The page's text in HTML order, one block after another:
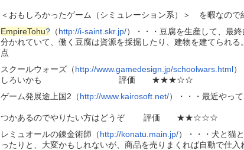
＜おもしろかったゲーム（シミュレーション系）＞ を暇なので
EmpireTohu? （http://i-saint.skr.jp/）・・・豆腐を生産して、最
分かれていて、働く豆腐は資源を採掘したり、建物を建てられる
点 評価
スクールウォーズ（http://www.gamedesign.jp/schoolwars.html）
しろいかも 評価 ★★★☆☆
ゲーム発展途上国2（http://www.kairosoft.net/）・・・最近やっ
HP内に類
つかあるのでやりたい方はどうぞ 評価 ★★☆☆☆
レミュオールの錬金術師（http://konatu.main.jp/）・・・犬と猫
ったりと、大変かもしれないが、商品を売りまくれば自動で仕